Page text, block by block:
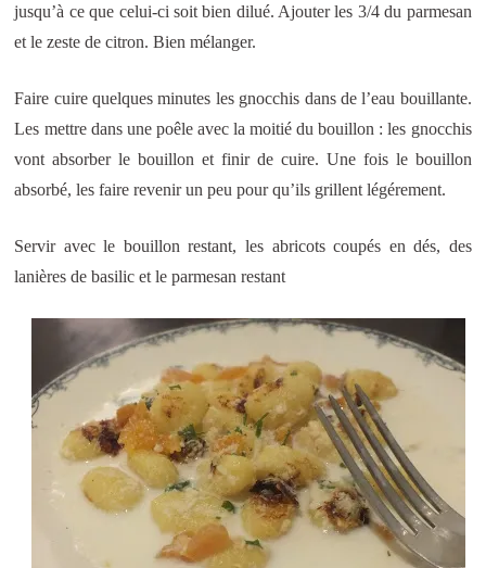
jusqu’à ce que celui-ci soit bien dilué. Ajouter les 3/4 du parmesan
et le zeste de citron. Bien mélanger.
Faire cuire quelques minutes les gnocchis dans de l’eau bouillante.
Les mettre dans une poêle avec la moitié du bouillon : les gnocchis
vont absorber le bouillon et finir de cuire. Une fois le bouillon
absorbé, les faire revenir un peu pour qu’ils grillent légérement.
Servir avec le bouillon restant, les abricots coupés en dés, des
lanières de basilic et le parmesan restant